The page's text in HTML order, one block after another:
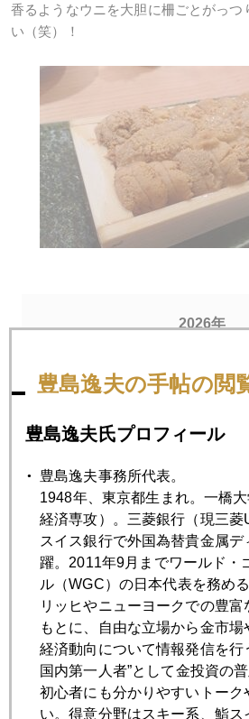
香るようなウニを大胆に柵ごとがっつ
い（笑）！
2026年
7月 8月
今週は雇用統計に注目
2026年06月26日
ＦＲＢは本当に利上げするのか
2026年06月25日
金、遂に４０００ドル割れ
2026年06月24日
豊島逸夫の手帖の閲
豊島逸夫氏プロフィール
豊島逸夫事務所代表。
1948年、東京都生まれ。一橋
経済専攻）。三菱銀行（現三菱
スイス銀行で外国為替貴金属
躍。2011年9月までワールド・
ル（WGC）の日本代表を務め
リッヒやニューヨークでの豊
もとに、自由な立場から金市場
経済動向について情報発信を行
国内第一人者”として金投資の
初心者にも分かりやすいトーク
い。得意分野はスキー系、鮨ス